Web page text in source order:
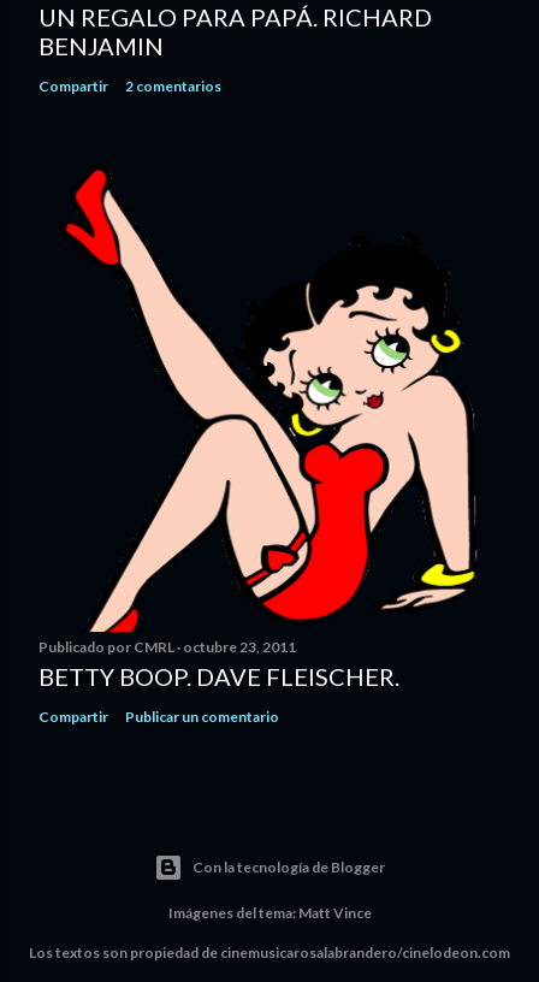
UN REGALO PARA PAPÁ. RICHARD
BENJAMIN
Compartir 2 comentarios
Publicado por CMRL octubre 23, 2011
BETTY BOOP. DAVE FLEISCHER.
Compartir Publicar un comentario
Con la tecnología de Blogger
Imágenes del tema: Matt Vince
Los textos son propiedad de cinemusicarosalabrandero/cinelodeon.com